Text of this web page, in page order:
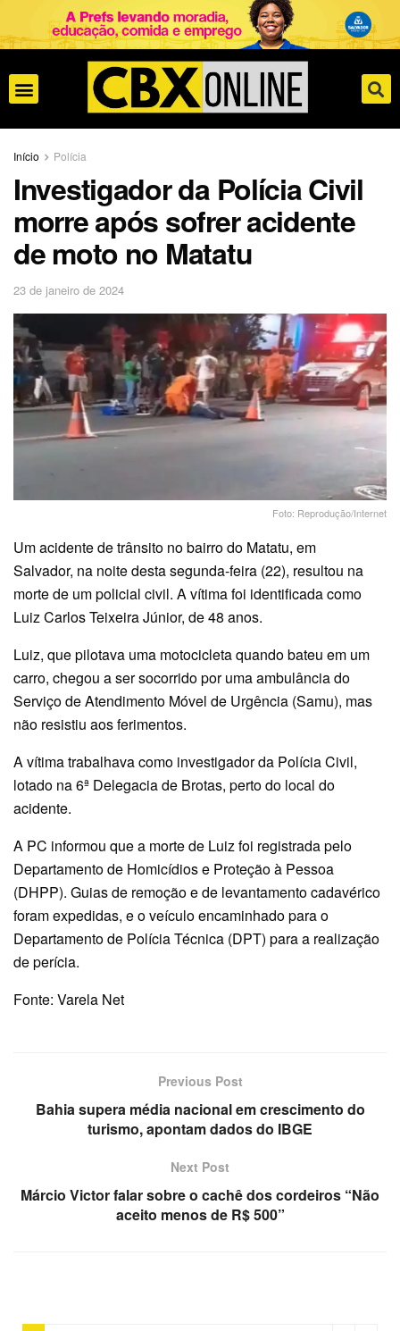
Início Polícia
Investigador da Polícia Civil
morre após sofrer acidente
de moto no Matatu
23 de janeiro de 2024
Foto: Reprodução/Internet
Um acidente de trânsito no bairro do Matatu, em
Salvador, na noite desta segunda-feira (22), resultou na
morte de um policial civil. A vítima foi identificada como
Luiz Carlos Teixeira Júnior, de 48 anos.
Luiz, que pilotava uma motocicleta quando bateu em um
carro, chegou a ser socorrido por uma ambulância do
Serviço de Atendimento Móvel de Urgência (Samu), mas
não resistiu aos ferimentos.
A vítima trabalhava como investigador da Polícia Civil,
lotado na 6ª Delegacia de Brotas, perto do local do
acidente.
A PC informou que a morte de Luiz foi registrada pelo
Departamento de Homicídios e Proteção à Pessoa
(DHPP). Guias de remoção e de levantamento cadavérico
foram expedidas, e o veículo encaminhado para o
Departamento de Polícia Técnica (DPT) para a realização
de perícia.
Fonte: Varela Net
Previous Post
Bahia supera média nacional em crescimento do
turismo, apontam dados do IBGE
Next Post
Márcio Victor falar sobre o cachê dos cordeiros “Não
aceito menos de R$ 500”